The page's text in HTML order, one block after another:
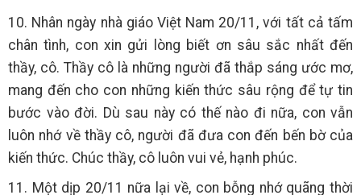
10. Nhân ngày nhà giáo Việt Nam 20/11, với tất cả tấm
chân tình, con xin gửi lòng biết ơn sâu sắc nhất đến
thầy, cô. Thầy cô là những người đã thắp sáng ước mơ,
mang đến cho con những kiến thức sâu rộng để tự tin
bước vào đời. Dù sau này có thế nào đi nữa, con vẫn
luôn nhớ về thầy cô, người đã đưa con đến bến bờ của
kiến thức. Chúc thầy, cô luôn vui vẻ, hạnh phúc.
11. Một dịp 20/11 nữa lại về, con bỗng nhớ quãng thời